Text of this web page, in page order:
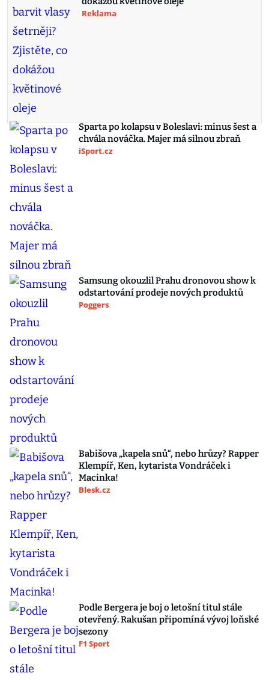
Reklama
Sparta po kolapsu v Boleslavi: minus šest a
chvála nováčka. Majer má silnou zbraň
iSport.cz
Samsung okouzlil Prahu dronovou show k
odstartování prodeje nových produktů
Poggers
Babišova „kapela snů“, nebo hrůzy? Rapper
Klempíř, Ken, kytarista Vondráček i
Macinka!
Blesk.cz
Podle Bergera je boj o letošní titul stále
otevřený. Rakušan připomíná vývoj loňské
sezony
F1 Sport